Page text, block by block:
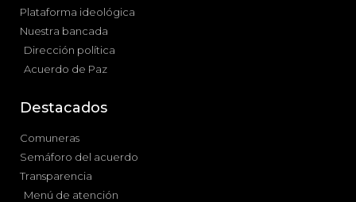
Plataforma ideológica
Nuestra bancada
Dirección política
Acuerdo de Paz
Destacados
Comuneras
Semáforo del acuerdo
Transparencia
Menú de atención